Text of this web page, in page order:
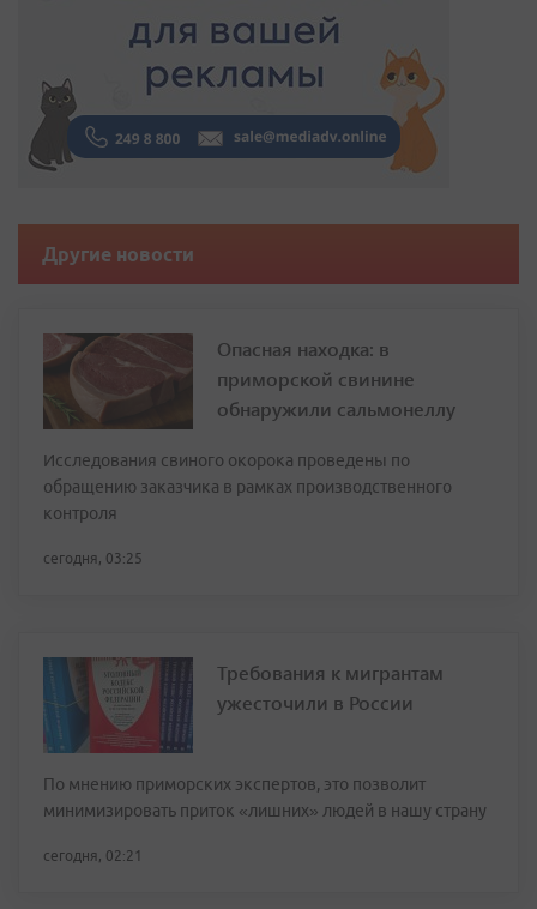
Другие новости
Опасная находка: в
приморской свинине
обнаружили сальмонеллу
Исследования свиного окорока проведены по
обращению заказчика в рамках производственного
контроля
сегодня, 03:25
Требования к мигрантам
ужесточили в России
По мнению приморских экспертов, это позволит
минимизировать приток «лишних» людей в нашу страну
сегодня, 02:21